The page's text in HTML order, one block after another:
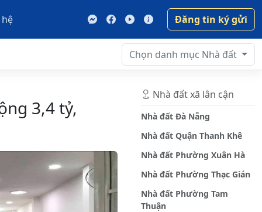
Đăng tin ký gửi
Chọn danh mục Nhà đất
3,4 tỷ,
Nhà đất xã lân cận
Nhà đất Đà Nẵng
Nhà đất Quận Thanh Khê
Nhà đất Phường Xuân Hà
Nhà đất Phường Thạc Gián
Nhà đất Phường Tam
Thuận